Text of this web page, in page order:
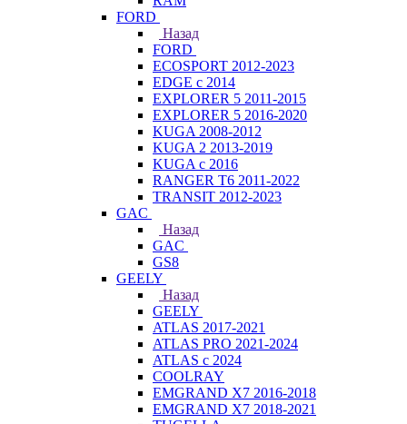
FORD
Назад
FORD
ECOSPORT 2012-2023
EDGE c 2014
EXPLORER 5 2011-2015
EXPLORER 5 2016-2020
KUGA 2008-2012
KUGA 2 2013-2019
KUGA с 2016
RANGER T6 2011-2022
TRANSIT 2012-2023
GAC
Назад
GAC
GS8
GEELY
Назад
GEELY
ATLAS 2017-2021
ATLAS PRO 2021-2024
ATLAS с 2024
COOLRAY
EMGRAND X7 2016-2018
EMGRAND X7 2018-2021